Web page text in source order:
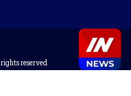
reserved